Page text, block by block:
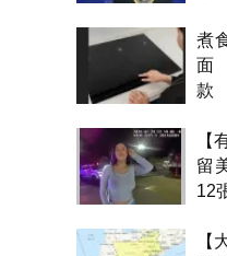
煮
面
款
【
留
12
【